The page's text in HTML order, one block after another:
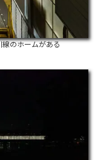
のホームがある